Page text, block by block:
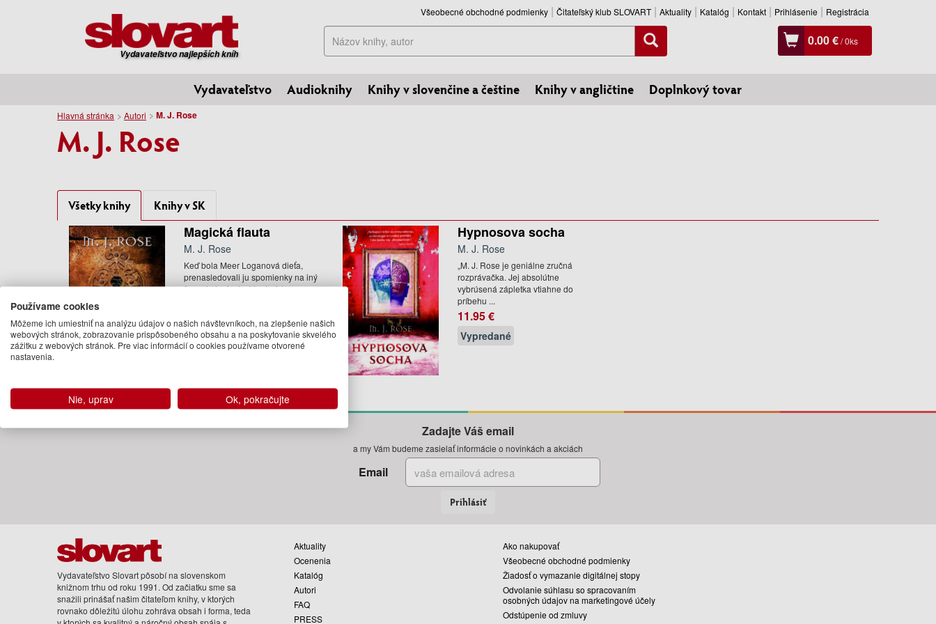
Vydavateľstvo najlepších kníh
Všeobecné obchodné podmienky Čitateľský klub SLOVART Aktuality Katalóg Kontakt Prihlásenie Registrácia
Hľadať 0.00 €/0ks
Vydavateľstvo Audioknihy Knihy v slovenčine a češtine Knihy v angličtine Doplnkový tovar
Hlavná stránka Autori M. J. Rose
M. J. Rose
Všetky knihy Knihy v SK
Magická flauta
M. J. Rose
Keď bola Meer Loganová dieťa,
prenasledovali ju spomienky na iný
čas a iné miesto, ktoré vždy ...
Na sklade
Hypnosova socha
M. J. Rose
„M. J. Rose je geniálne zručná
rozprávačka. Jej absolútne
vybrúsená zápletka vtiahne do
príbehu ...
11.95 €
Vypredané
Zadajte Váš email
a my Vám budeme zasielať informácie o novinkách a akciách
Email
Prihlásiť
Vydavateľstvo Slovart pôsobí na slovenskom
knižnom trhu od roku 1991. Od začiatku sme sa
snažili prinášať našim čitateľom knihy, v ktorých
rovnako dôležitú úlohu zohráva obsah i forma, teda
Aktuality
Ocenenia
Katalóg
Autori
FAQ
PRESS
Ako nakupovať
Všeobecné obchodné podmienky
Žiadosť o vymazanie digitálnej stopy
Odvolanie súhlasu so spracovaním
osobných údajov na marketingové účely
Odstúpenie od zmluvy
Používame cookies
Môžeme ich umiestniť na analýzu údajov o našich návštevníkoch, na zlepšenie našich
webových stránok, zobrazovanie prispôsobeného obsahu a na poskytovanie skvelého
zážitku z webových stránok. Pre viac informácií o cookies používame otvorené
nastavenia.
Nie, uprav Ok, pokračujte